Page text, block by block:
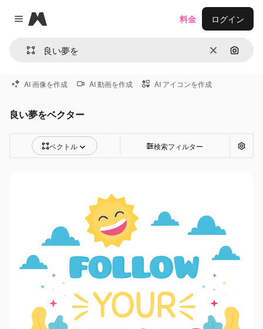
Close menu
Magnific
消去 画像で
料金 ログイン
AI 画像を作成 AI 動画を作成 AI アイコンを作成
良い夢をベクター
ベクトル 検索フィルター